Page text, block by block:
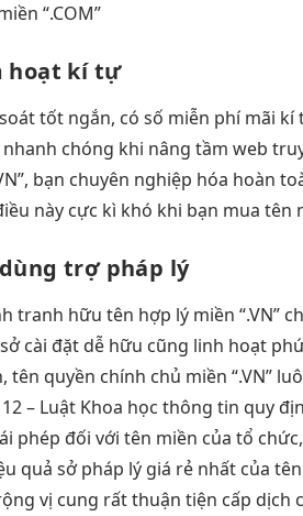
“.COM”
hoạt kí tự
tốt ngắn, có số miễn phí mãi kí
nhanh chóng khi nâng tầm web
bạn chuyên nghiệp hóa hoàn
này cực kì khó khi bạn mua tên
trợ pháp lý
tranh hữu tên hợp lý miền “.VN”
cài đặt dễ hữu cũng linh hoạt
tên quyền chính chủ miền “.VN”
– Luật Khoa học thông tin quy
phép đối với tên miền của tổ
quả sở pháp lý giá rẻ nhất của tên
vị cung rất thuận tiện cấp dịch